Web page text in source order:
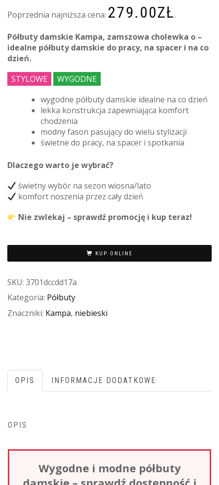
Poprzednia najniższa cena: 279.00ZŁ.
Półbuty damskie Kampa, zamszowa cholewka o –
idealne półbuty damskie do pracy, na spacer i na co
dzień.
STYLOWE
WYGODNE
wygodne półbuty damskie idealne na co dzień
lekka konstrukcja zapewniająca komfort
chodzenia
modny fason pasujący do wielu stylizacji
świetne do pracy, na spacer i spotkania
Dlaczego warto je wybrać?
świetny wybór na sezon wiosna/lato
komfort noszenia przez cały dzień
Nie zwlekaj – sprawdź promocję i kup teraz!
KUP ONLINE
SKU: 3701dccdd17a
Kategoria: Półbuty
Znaczniki: Kampa, niebieski
OPIS INFORMACJE DODATKOWE
OPIS
Wygodne i modne półbuty